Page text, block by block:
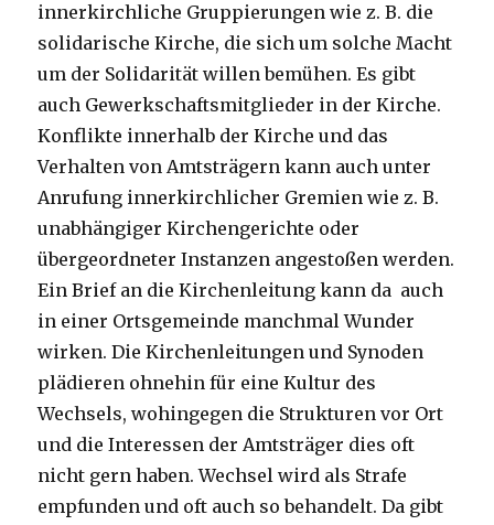
innerkirchliche Gruppierungen wie z. B. die
solidarische Kirche, die sich um solche Macht
um der Solidarität willen bemühen. Es gibt
auch Gewerkschaftsmitglieder in der Kirche.
Konflikte innerhalb der Kirche und das
Verhalten von Amtsträgern kann auch unter
Anrufung innerkirchlicher Gremien wie z. B.
unabhängiger Kirchengerichte oder
übergeordneter Instanzen angestoßen werden.
Ein Brief an die Kirchenleitung kann da auch
in einer Ortsgemeinde manchmal Wunder
wirken. Die Kirchenleitungen und Synoden
plädieren ohnehin für eine Kultur des
Wechsels, wohingegen die Strukturen vor Ort
und die Interessen der Amtsträger dies oft
nicht gern haben. Wechsel wird als Strafe
empfunden und oft auch so behandelt. Da gibt